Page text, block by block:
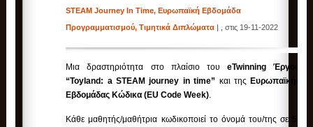
STEAM Journey In Time,Ευρωπαϊκή Εβδομάδα
Προγραμματισμού,Τιμητικά Διπλώματα | , στις 19-11-2022
Μια δραστηριότητα στο πλαίσιο τουeTwinning Έργου
“Toyland: a STEAM journey in time” και τηςΕυρωπαϊκής
Εβδομάδας Κώδικα (EU Code Week)
Κάθε μαθητής/μαθήτρια κωδικοποιεί το όνομά του/της σε 5-